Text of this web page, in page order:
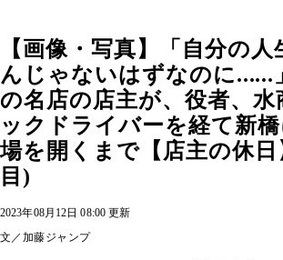
【画像・写真】「自分の
んじゃないはずなのに......
の名店の店主が、役者、水
ックドライバーを経て新
場を開くまで【店主の休日
目)
2023年08月12日 08:00 更新
文／加藤ジャンプ